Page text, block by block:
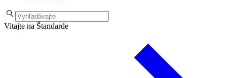
Vitajte na Štandarde